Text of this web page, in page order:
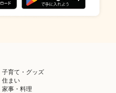
子育て・グッズ
住まい
家事・料理